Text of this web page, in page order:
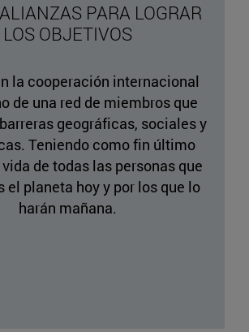
PARA LOGRAR
LOS OBJETIVOS
la cooperación internacional
de una red de miembros que
geográficas, sociales y
Teniendo como fin último
de todas las personas que
el planeta hoy y por los que lo
harán mañana.